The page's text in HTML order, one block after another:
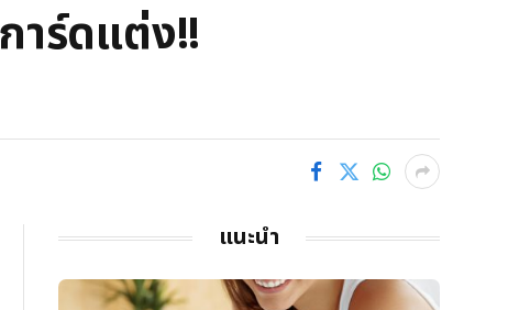
าร์ดแต่ง!!
แนะนำ